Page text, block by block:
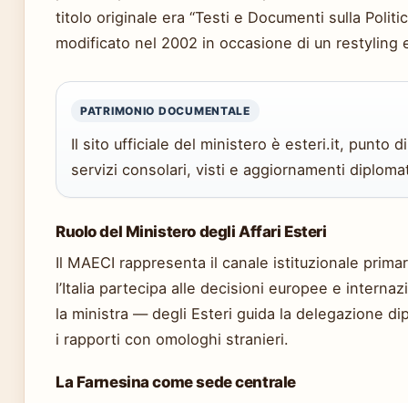
titolo originale era “Testi e Documenti sulla
modificato nel 2002 in occasione di un restyling
PATRIMONIO DOCUMENTALE
Il sito ufficiale del ministero è esteri.it, punto
servizi consolari, visti e aggiornamenti
Ruolo del Ministero degli Affari Esteri
Il MAECI rappresenta il canale istituzionale
l’Italia partecipa alle decisioni europee e
la ministra — degli Esteri guida la delegazione
i rapporti con omologhi stranieri.
La Farnesina come sede centrale